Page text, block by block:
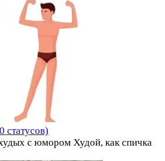
статусов)
с юмором Худой, как спичка